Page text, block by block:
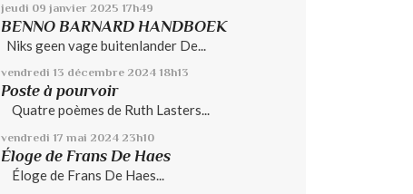
jeudi 09 janvier 2025 17h49
BENNO BARNARD HANDBOEK
Niks geen vage buitenlander De...
vendredi 13 décembre 2024 18h13
Poste à pourvoir
Quatre poèmes de Ruth Lasters...
vendredi 17 mai 2024 23h10
Éloge de Frans De Haes
Éloge de Frans De Haes...